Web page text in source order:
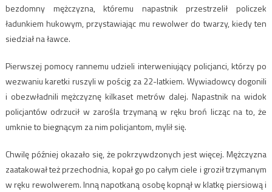
bezdomny mężczyzna, któremu napastnik przestrzelił policzek
ładunkiem hukowym, przystawiając mu rewolwer do twarzy, kiedy ten
siedział na ławce.
Pierwszej pomocy rannemu udzieli interweniujący policjanci, którzy po
wezwaniu karetki ruszyli w pościg za 22-latkiem. Wywiadowcy dogonili
i obezwładnili mężczyznę kilkaset metrów dalej. Napastnik na widok
policjantów odrzucił w zarośla trzymaną w ręku broń licząc na to, że
umknie to biegnącym za nim policjantom, mylił się.
Chwilę później okazało się, że pokrzywdzonych jest więcej. Mężczyzna
zaatakował też przechodnia, kopał go po całym ciele i groził trzymanym
w ręku rewolwerem. Inną napotkaną osobę kopnął w klatkę piersiową i